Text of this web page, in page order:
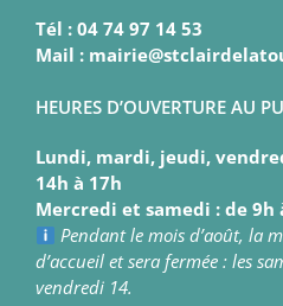
Tél : 04 74 97 14 53
Mail :
HEURES D’OUVERTURE AU
Lundi, mardi, jeudi,
14h à 17h
Mercredi et samedi : de 9h
Pendant le mois d’août, la
d’accueil et sera fermée : les
vendredi 14.